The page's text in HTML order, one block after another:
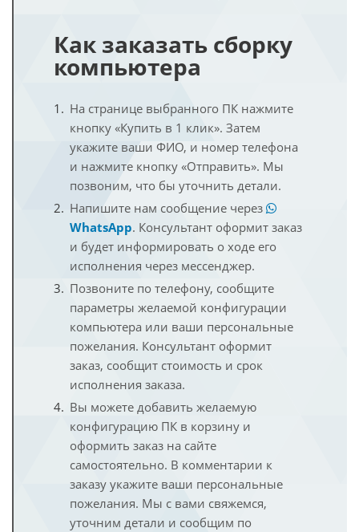
Как заказать сборку
компьютера
На странице выбранного ПК нажмите
кнопку «Купить в 1 клик». Затем
укажите ваши ФИО, и номер телефона
и нажмите кнопку «Отправить». Мы
позвоним, что бы уточнить детали.
Напишите нам сообщение через
WhatsApp. Консультант оформит заказ
и будет информировать о ходе его
исполнения через мессенджер.
Позвоните по телефону, сообщите
параметры желаемой конфигурации
компьютера или ваши персональные
пожелания. Консультант оформит
заказ, сообщит стоимость и срок
исполнения заказа.
Вы можете добавить желаемую
конфигурацию ПК в корзину и
оформить заказ на сайте
самостоятельно. В комментарии к
заказу укажите ваши персональные
пожелания. Мы с вами свяжемся,
уточним детали и сообщим по